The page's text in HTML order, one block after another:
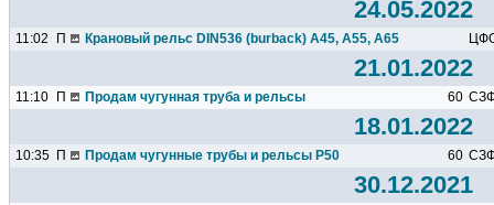
24.05.2022
11:02 П Крановый рельс DIN536 (burback) A45, A55, A65, A75, A100...
21.01.2022
11:10 П Продам чугунная труба и рельсы 60
18.01.2022
10:35 П Продам чугунные трубы и рельсы Р50 60
30.12.2021